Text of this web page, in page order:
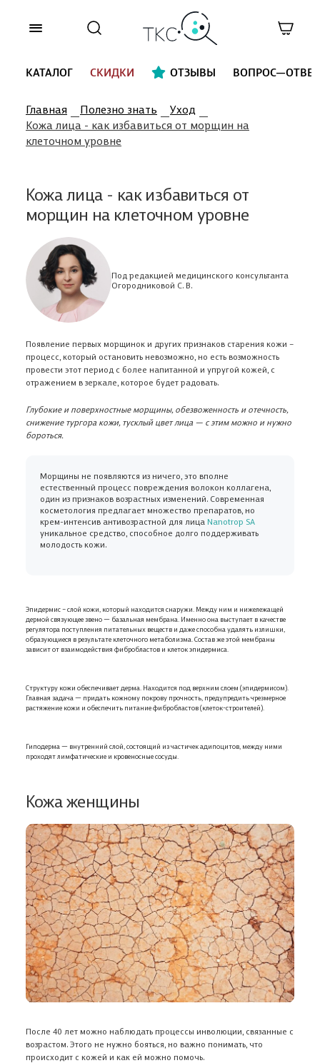
КАТАЛОГ СКИДКИ ОТЗЫВЫ ВОПРОС—ОТВЕТ
Главная Полезно знать
Уход
Кожа лица - как избавиться от морщин на
клеточном уровне
Кожа лица - как избавиться от
морщин на клеточном уровне
Под редакцией медицинского консультанта
Огородниковой С. В.
Появление первых морщинок и других признаков старения кожи –
процесс, который остановить невозможно, но есть возможность
провести этот период с более напитанной и упругой кожей, с
отражением в зеркале, которое будет радовать.
Глубокие и поверхностные морщины, обезвоженность и отечность,
снижение тургора кожи, тусклый цвет лица — с этим можно и нужно
бороться.
Морщины не появляются из ничего, это вполне
естественный процесс повреждения волокон коллагена,
один из признаков возрастных изменений. Современная
косметология предлагает множество препаратов, но
крем-интенсив антивозрастной для лица Nanotrop SA
уникальное средство, способное долго поддерживать
молодость кожи.
Эпидермис – слой кожи, который находится снаружи. Между ним и нижележащей
дермой связующее звено — базальная мембрана. Именно она выступает в качестве
регулятора поступления питательных веществ и даже способна удалять излишки,
образующиеся в результате клеточного метаболизма. Состав же этой мембраны
зависит от взаимодействия фибробластов и клеток эпидермиса.
Структуру кожи обеспечивает дерма. Находится под верхним слоем (эпидермисом).
Главная задача — придать кожному покрову прочность, предупредить чрезмерное
растяжение кожи и обеспечить питание фибробластов (клеток-строителей).
Гиподерма — внутренний слой, состоящий из частичек адипоцитов, между ними
проходят лимфатические и кровеносные сосуды.
Кожа женщины
После 40 лет можно наблюдать процессы инволюции, связанные с
возрастом. Этого не нужно бояться, но важно понимать, что
происходит с кожей и как ей можно помочь.